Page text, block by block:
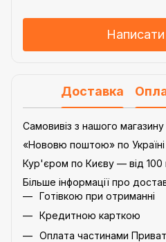
Написати
Доставка
Самовивіз з нашого
«Нововю поштою» по
Кур'єром по Києву — від 100
Більше інформації про
Готівкою при отриманні
Кредитною карткою
Оплата частинами